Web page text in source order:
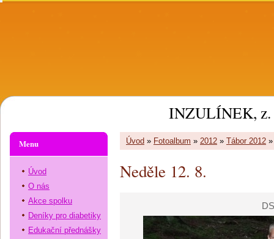
INZULÍNEK, z.
Úvod » Fotoalbum » 2012 » Tábor 2012
Neděle 12. 8.
Menu
Úvod
O nás
Akce spolku
Deníky pro diabetiky
Edukační přednášky